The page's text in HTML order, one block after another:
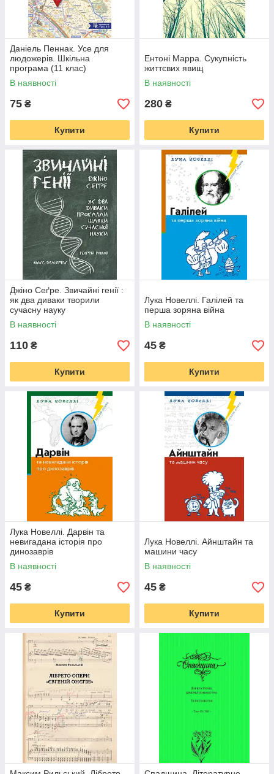
Даніель Пеннак. Усе для
людожерів. Шкільна
програма (11 клас)
В наявності
75 ₴
Купити
Ентоні Марра. Сукупність
життєвих явищ
В наявності
280 ₴
Купити
Джіно Сеґре. Звичайні генії :
як два диваки творили
сучасну науку
В наявності
110 ₴
Купити
Лука Новеллі. Галілей та
перша зоряна війна
В наявності
45 ₴
Купити
Лука Новеллі. Дарвін та
невигадана історія про
динозаврів
В наявності
45 ₴
Купити
Лука Новеллі. Айнштайн та
машини часу
В наявності
45 ₴
Купити